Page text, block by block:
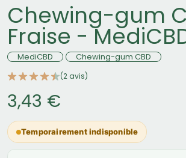
Chewing-gum
Fraise -
MediCBD Chewing-gum CBD
(2 avis)
3,43 €
Temporairement indisponible